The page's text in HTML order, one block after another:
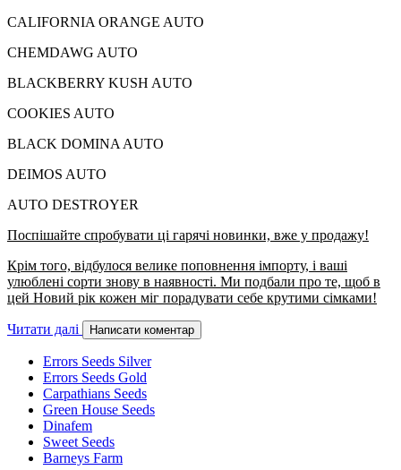
CALIFORNIA ORANGE AUTO
CHEMDAWG AUTO
BLACKBERRY KUSH AUTO
COOKIES AUTO
BLACK DOMINA AUTO
DEIMOS AUTO
AUTO DESTROYER
Поспішайте спробувати ці гарячі новинки, вже у продажу!
Крім того, відбулося велике поповнення імпорту, і ваші
улюблені сорти знову в наявності. Ми подбали про те, щоб в
цей Новий рік кожен міг порадувати себе крутими сімками!
Читати далі Написати коментар
Errors Seeds Silver
Errors Seeds Gold
Carpathians Seeds
Green House Seeds
Dinafem
Sweet Seeds
Barneys Farm